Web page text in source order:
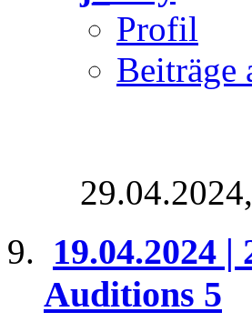
Profil
Beiträge
29.04.2024,
19.04.2024
Auditions 5